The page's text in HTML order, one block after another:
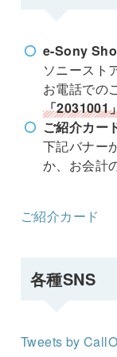
e-Sony
ソニースト
お電話での
「2031001
ご紹介カー
下記バナー
か、お会計
ご紹介カード
各種SNS
Tweets by